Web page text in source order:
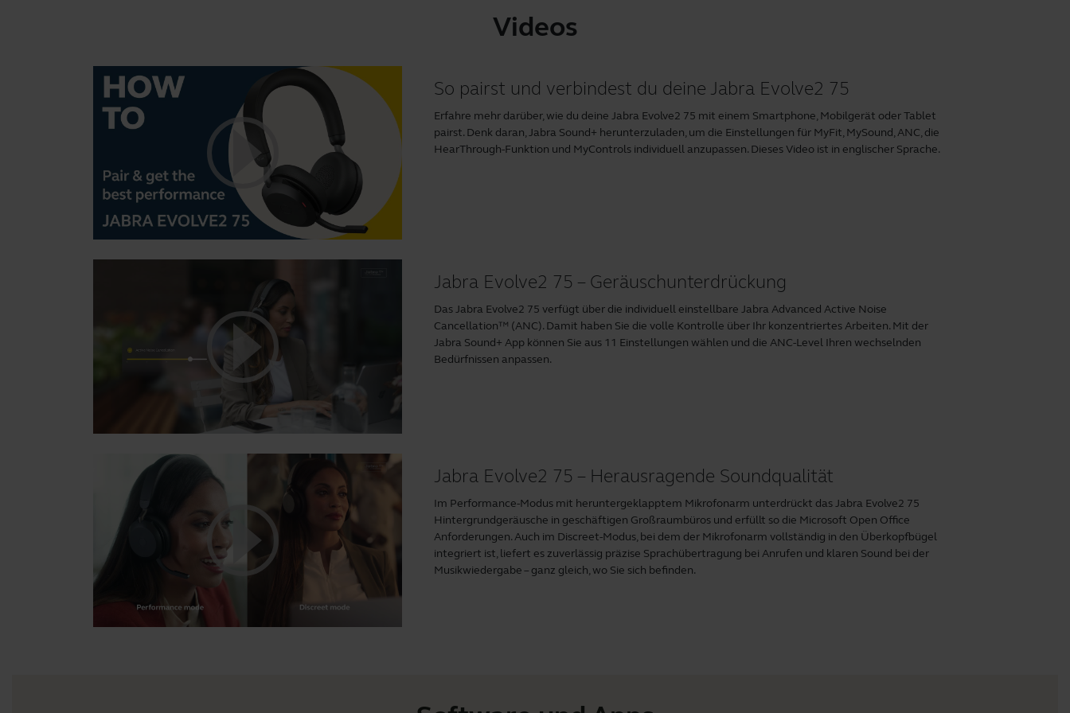
Videos
So pairst und verbindest du deine Jabra Evolve2 75
Erfahre mehr darüber, wie du deine Jabra Evolve2 75 mit einem Smartphone, Mobilgerät oder Tablet
pairst. Denk daran, Jabra Sound+ herunterzuladen, um die Einstellungen für MyFit, MySound, ANC, die
HearThrough-Funktion und MyControls individuell anzupassen. Dieses Video ist in englischer Sprache.
Jabra Evolve2 75 – Geräuschunterdrückung
Das Jabra Evolve2 75 verfügt über die individuell einstellbare Jabra Advanced Active Noise
Cancellation™ (ANC). Damit haben Sie die volle Kontrolle über Ihr konzentriertes Arbeiten. Mit der
Jabra Sound+ App können Sie aus 11 Einstellungen wählen und die ANC-Level Ihren wechselnden
Bedürfnissen anpassen.
Jabra Evolve2 75 – Herausragende Soundqualität
Im Performance-Modus mit heruntergeklapptem Mikrofonarm unterdrückt das Jabra Evolve2 75
Hintergrundgeräusche in geschäftigen Großraumbüros und erfüllt so die Microsoft Open Office
Anforderungen. Auch im Discreet-Modus, bei dem der Mikrofonarm vollständig in den Überkopfbügel
integriert ist, liefert es zuverlässig präzise Sprachübertragung bei Anrufen und klaren Sound bei der
Musikwiedergabe – ganz gleich, wo Sie sich befinden.